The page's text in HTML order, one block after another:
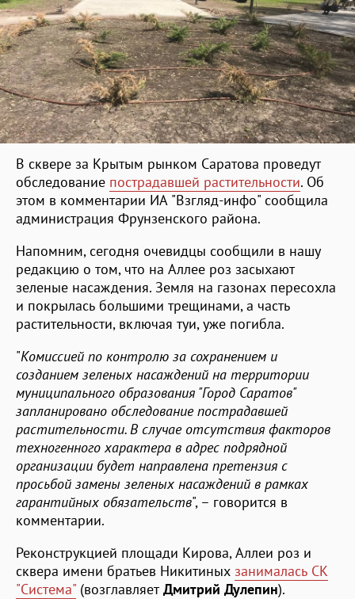
В сквере за Крытым рынком Саратова проведут
обследование пострадавшей растительности. Об
этом в комментарии ИА "Взгляд-инфо" сообщила
администрация Фрунзенского района.
Напомним, сегодня очевидцы сообщили в нашу
редакцию о том, что на Аллее роз засыхают
зеленые насаждения. Земля на газонах пересохла
и покрылась большими трещинами, а часть
растительности, включая туи, уже погибла.
"Комиссией по контролю за сохранением и
созданием зеленых насаждений на территории
муниципального образования "Город Саратов"
запланировано обследование пострадавшей
растительности. В случае отсутствия факторов
техногенного характера в адрес подрядной
организации будет направлена претензия с
просьбой замены зеленых насаждений в рамках
гарантийных обязательств", – говорится в
комментарии.
Реконструкцией площади Кирова, Аллеи роз и
сквера имени братьев Никитиных занималась СК
"Система" (возглавляетДмитрий Дулепин).